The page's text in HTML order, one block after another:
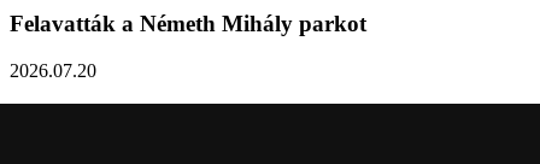
Felavatták a Németh Mihály parkot
2026.07.20